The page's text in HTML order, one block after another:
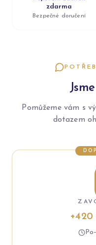
zdarma
Bezpečné doručení
Pomůžeme vám s
dotazem
+420